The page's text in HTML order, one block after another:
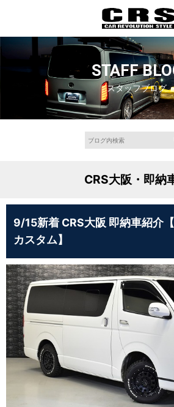
STAFF
スタッフブログ
CRS大阪・即納
9/15新着 CRS大阪 即納車紹介
カスタム】